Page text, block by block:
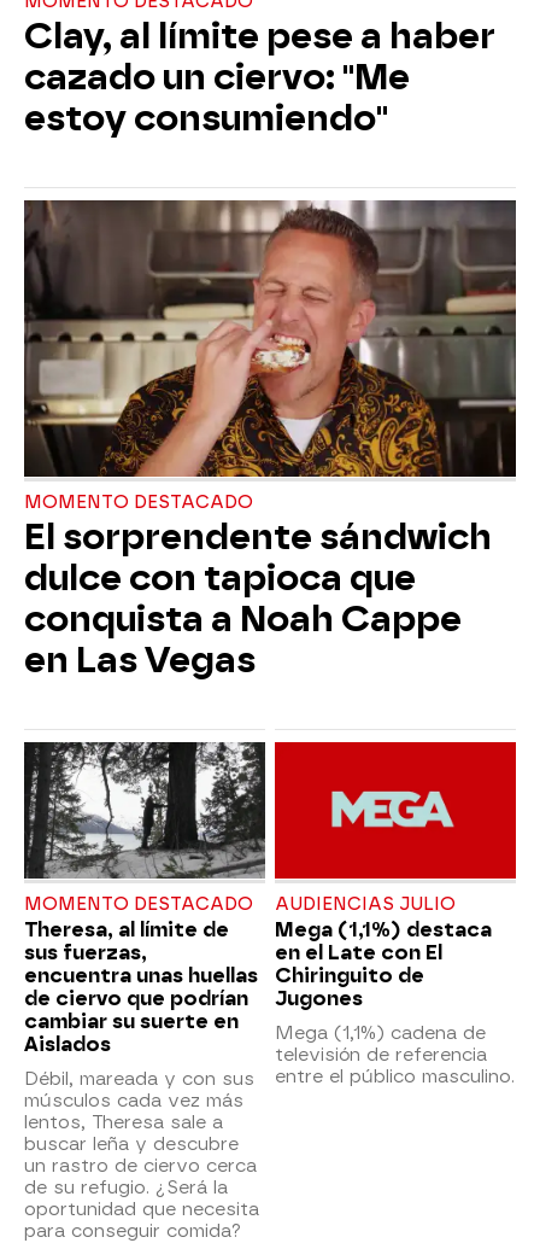
Clay, al límite pese a haber
cazado un ciervo: "Me
estoy consumiendo"
MOMENTO DESTACADO
El sorprendente sándwich
dulce con tapioca que
conquista a Noah Cappe
en Las Vegas
MOMENTO DESTACADO
Theresa, al límite de
sus fuerzas,
encuentra unas huellas
de ciervo que podrían
cambiar su suerte en
Aislados
Débil, mareada y con sus
músculos cada vez más
lentos, Theresa sale a
buscar leña y descubre
un rastro de ciervo cerca
de su refugio. ¿Será la
oportunidad que necesita
para conseguir comida?
AUDIENCIAS JULIO
Mega (1,1%) destaca
en el Late con El
Chiringuito de
Jugones
Mega (1,1%) cadena de
televisión de referencia
entre el público masculino.